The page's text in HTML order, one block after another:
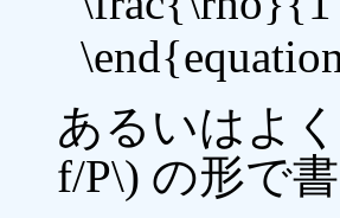
あるいはよ
f/P\) の形で